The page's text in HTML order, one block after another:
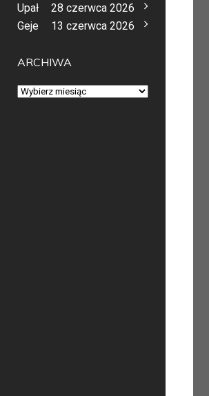
Upał
28 czerwca 2026
Geje
13 czerwca 2026
ARCHIWA
Archiwa